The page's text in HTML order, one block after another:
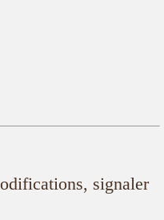
signaler